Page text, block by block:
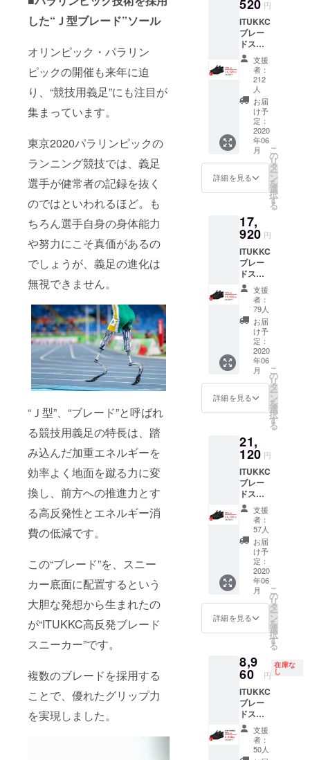
した“Ｊ型ブレード”ソール
オリンピック・パラリン
ピックの開催も来年に迫
り、“競技用義足”にも注目が
集まっています。
東京2020パラリンピックの
ランニング競技では、義足
選手が健常者の記録を抜く
のではといわれるほど。も
ちろん選手自身の身体能力
や努力にこそ真価があるの
でしょうが、義足の進化は
無視できません。
“Ｊ型”、“ブレード”と呼ばれ
る競技用義足の特長は、踏
み込んだ加重エネルギーを
効率よく地面を蹴る力に変
換し、前方への推進力とす
る高反発性とエネルギー消
費の低減です。
この“ブレード”を、スニー
カー底面に配置するという
大胆な発想から生まれたの
が“ITUKKC高反発ブレード
スニーカー”です。
複数のブレードを採用する
ことで、優れたグリップ力
を実現しました。
しているの
は、「より
新しく、あ
なたらし
く、楽しい
ライフスタ
イルの実
現」の提案
です。テク
ノロジー・
機能性・遊
び心・健
康・安全・
キーワード
に、単に使
用できるだ
けでない、
様々なライ
フスタイル
商品をご提
供できるよ
う、優心一
同、努力し
す！
520 円
ITUKKC
ブレー
ドス
ニー
カー×１
※送料込
みの価
格とな
りま
す。 ※
ご支援
の数が
想定を
上回っ
た場
合、配
送作業
などに
より出
荷時期
が遅れ
る場合
がござ
いま
す。
支援
者：
212
人
お届
け予
定：
2020
年06
月
詳細を見る
こ
の
リ
タ
ー
ン
を
選
択
す
る
17,
920 円
ITUKKC
ブレー
ドス
ニー
カー×2
※送料込
みの価
格とな
りま
す。 ※
ご支援
の数が
想定を
上回っ
た場
合、製
上の都
合、配
送作業
などに
より出
荷時期
が遅れ
る場合
がござ
いま
す。
支援
者：
79人
お届
け予
定：
2020
年06
月
詳細を見る
こ
の
リ
タ
ー
ン
を
選
択
す
る
21,
120 円
ITUKKC
ブレー
ドス
ニー
カー×3
※ご希望
のカ
ラー・
サイズ
を記入
してく
ださ
い。 ※
送料込
みの価
格とな
す。 ※
ご支援
の数が
想定を
上回っ
た場
合、製
造工程
上の都
支援
者：
57人
お届
け予
定：
2020
年06
月
詳細を見る
こ
の
リ
タ
ー
ン
を
選
択
す
る
8,9
60 円
在庫な
し
ITUKKC
ブレー
ドス
ニー
カー×１
※送料込
支援
者：
50人